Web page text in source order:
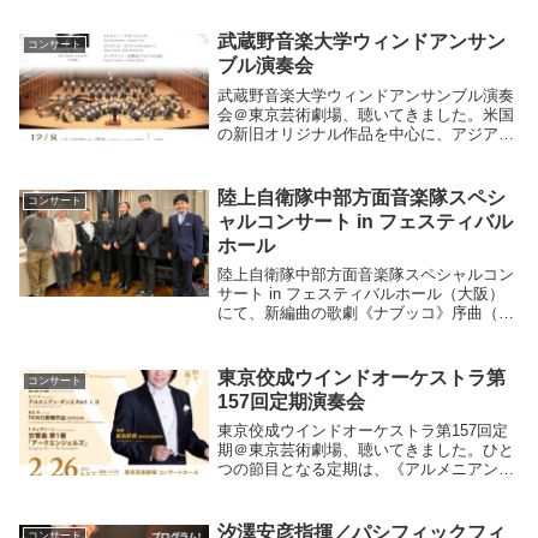
コンサート
武蔵野音楽大学ウィンドアンサン
ブル演奏会
武蔵野音楽大学ウィンドアンサンブル演奏
会＠東京芸術劇場、聴いてきました。米国
の新旧オリジナル作品を中心に、アジアや
学生の皆さんの瑞々しい演奏とが相俟っ
て、終始表情豊...
コンサート
陸上自衛隊中部方面音楽隊スペシ
ャルコンサート in フェスティバル
ホール
陸上自衛隊中部方面音楽隊スペシャルコン
サート in フェスティバルホール（大阪）
にて、新編曲の歌劇《ナブッコ》序曲（G.
神経の行き届いた、それでいて熱量のあ
る、本当...
コンサート
東京佼成ウインドオーケストラ第
157回定期演奏会
東京佼成ウインドオーケストラ第157回定
期＠東京芸術劇場、聴いてきました。ひと
つの節目となる定期は、《アルメニアン・
２曲、さらには長生淳さんの新曲も。これ
汐澤安彦指揮／パシフィックフィ